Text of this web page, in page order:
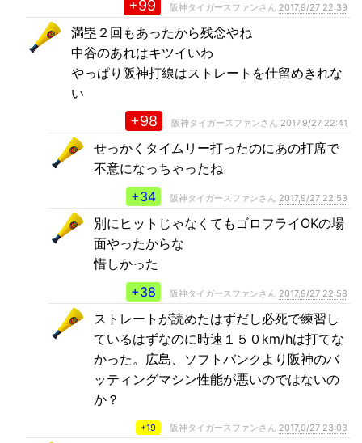
+99 阪神タイガースファンさん 2017,9/27 22:39
満塁２回もあったから残念やね
中谷のあれはキツイいわ
やっぱり阪神打線はストレートを仕留めきれな
い
+98 阪神タイガースファンさん 2017,9/27 22:41
せっかくタイムリー打ったのにあの打席で
不意になっちゃったね
+34
阪神タイガースファンさん 2017,9/27 22:53
別にヒットじゃなくてもゴロフライOKの場
面やったからな
惜しかった
+38
阪神タイガースファンさん 2017,9/27 22:58
ストレートが読めたはずだし必死で練習し
ているはずなのに時速１５０km/hは打てな
かった。広島、ソフトバンクより阪神のバ
ッティングマシン性能が悪いのではないの
か？
+19 阪神タイガースファンさん 2017,9/27 23:03